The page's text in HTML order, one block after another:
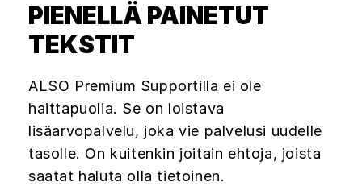
PIENELLÄ PAINETUT
TEKSTIT
ALSO Premium Supportilla ei ole
haittapuolia. Se on loistava
lisäarvopalvelu, joka vie palvelusi uudelle
tasolle. On kuitenkin joitain ehtoja, joista
saatat haluta olla tietoinen.